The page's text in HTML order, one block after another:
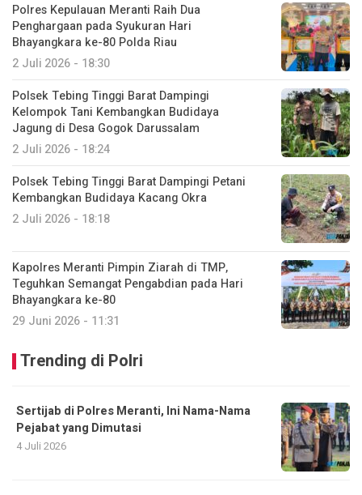
Polres Kepulauan Meranti Raih Dua
Penghargaan pada Syukuran Hari
Bhayangkara ke-80 Polda Riau
2 Juli 2026 - 18:30
Polsek Tebing Tinggi Barat Dampingi
Kelompok Tani Kembangkan Budidaya
Jagung di Desa Gogok Darussalam
2 Juli 2026 - 18:24
Polsek Tebing Tinggi Barat Dampingi Petani
Kembangkan Budidaya Kacang Okra
2 Juli 2026 - 18:18
Kapolres Meranti Pimpin Ziarah di TMP,
Teguhkan Semangat Pengabdian pada Hari
Bhayangkara ke-80
29 Juni 2026 - 11:31
Trending di Polri
Sertijab di Polres Meranti, Ini Nama-Nama
Pejabat yang Dimutasi
4 Juli 2026